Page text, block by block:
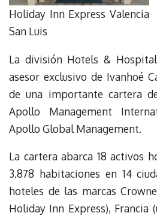
Holiday Inn Express Valencia
San Luis
La división Hotels &
asesor exclusivo de Ivanhoé
de una importante cartera
Apollo Management
Apollo Global Management.
La cartera abarca 18 activos
3.878 habitaciones en 14
hoteles de las marcas
Holiday Inn Express), Francia